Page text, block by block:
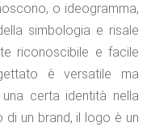
o ideogramma,
simbologia e risale
riconoscibile e facile
è versatile ma
certa identità nella
un brand, il logo è un